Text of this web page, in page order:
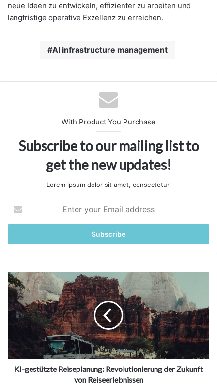
neue Ideen zu entwickeln, effizienter zu arbeiten und
langfristige operative Exzellenz zu erreichen.
AI infrastructure management
With Product You Purchase
Subscribe to our mailing list to
get the new updates!
Lorem ipsum dolor sit amet, consectetur.
your
Email
KI-
gestützte
Reiseplanung:
Revolutionierung
der
Zukunft
Reiseerlebnissen
KI-gestützte Reiseplanung: Revolutionierung der Zukunft
von Reiseerlebnissen